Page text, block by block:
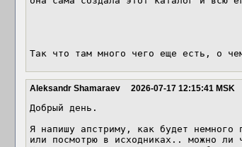
Так что там много чего еще есть, о
Aleksandr Shamaraev 2026-07-17 12:15:41 MSK
Добрый день.
Я напишу апстриму, как будет немного
или посмотрю в исходниках.. можно ли